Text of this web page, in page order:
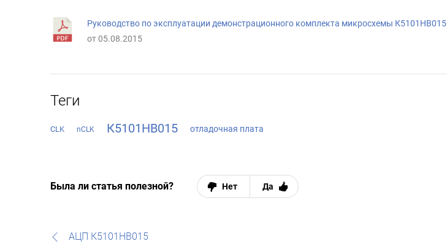
Руководство по эксплуатации демонстрационного комплекта микросхемы К5101НВ015
от 05.08.2015
Теги
CLK nCLK К5101НВ015 отладочная плата
Была ли статья полезной? Нет Да
АЦП К5101НВ015